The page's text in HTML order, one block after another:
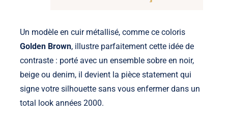
Un modèle en cuir métallisé, comme ce coloris
Golden Brown, illustre parfaitement cette idée de
contraste : porté avec un ensemble sobre en noir,
beige ou denim, il devient la pièce statement qui
signe votre silhouette sans vous enfermer dans un
total look années 2000.